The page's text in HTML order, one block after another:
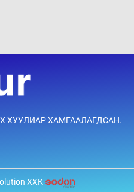
баасан гарагт эхлүүлнэ
өвлийн оргил
дуусгах үүрэг өгөв
ХУУЛИАР ХАМГААЛАГДСАН.
ХХК